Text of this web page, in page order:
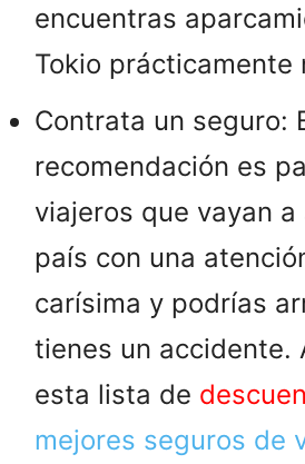
encuentras
Tokio prácticamente
Contrata un seguro:
recomendación es
viajeros que vayan a
país con una
carísima y podrías
tienes un accidente.
esta lista de
mejores seguros de